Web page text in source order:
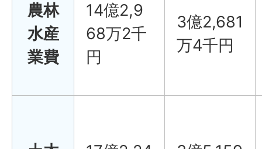
農林
水産
業費
14億2,9
68万2千
円
3億2,681
万4千円